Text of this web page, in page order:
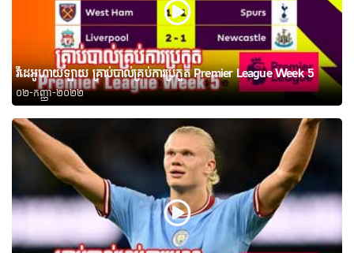
វីដេអូហាយឡាយ គ្រាប់បាល់គ្រប់ការប្រកួត Premier League Week 5
០២-កញ្ញា-២០២២